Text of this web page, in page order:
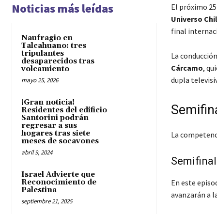
Noticias más leídas
Naufragio en
Talcahuano: tres
tripulantes
desaparecidos tras
volcamiento
mayo 25, 2026
¡Gran noticia!
Residentes del edificio
Santorini podrán
regresar a sus
hogares tras siete
meses de socavones
abril 9, 2024
Israel Advierte que
Reconocimiento de
Palestina
septiembre 21, 2025
El próximo
Universo
final
La
Cárcamo,
dupla
La
En este
avanzarán a